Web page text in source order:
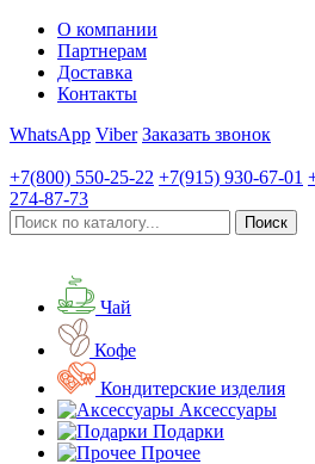
О компании
Партнерам
Доставка
Контакты
WhatsApp Viber Заказать звонок
+7(800) 550-25-22 +7(915) 930-67-01
274-87-73
Чай
Кофе
Кондитерские изделия
Аксессуары
Подарки
Прочее